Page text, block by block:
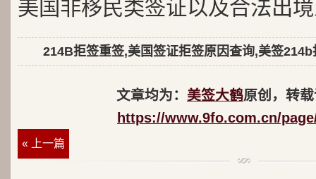
美国非移民类签证以及合法出
214B拒签重签,美国签证拒签原因查询,美签214b
文章均为： 美签大鹤原创，转
https://www.9fo.com.cn/
« 上一篇